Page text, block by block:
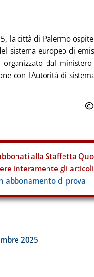
la città di Palermo
sistema europeo di
dal
con l'Autorità di
alla Staffetta
interamente gli
abbonamento di prova
2025